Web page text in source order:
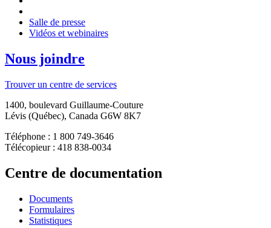
Salle de presse
Vidéos et webinaires
Nous joindre
Trouver un centre de services
1400, boulevard Guillaume-Couture
Lévis (Québec), Canada G6W 8K7
Téléphone : 1 800 749-3646
Télécopieur : 418 838-0034
Centre de documentation
Documents
Formulaires
Statistiques